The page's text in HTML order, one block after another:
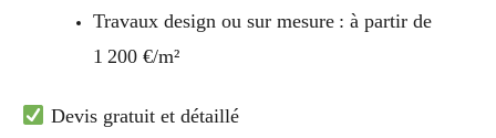
Travaux design ou sur mesure : à partir de
1 200 €/m²
Devis gratuit et détaillé